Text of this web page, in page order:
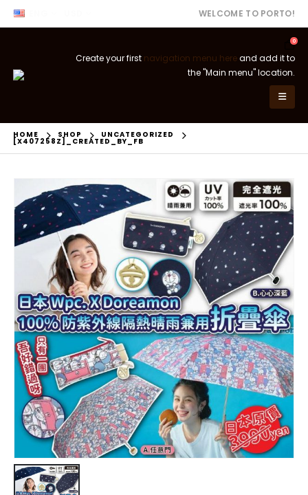
WELCOME TO PORTO!
0
Create your first navigation menu hereand add it to
the "Main menu" location.
HOME SHOP UNCATEGORIZED
[X407258Z]_CREATED_BY_FB